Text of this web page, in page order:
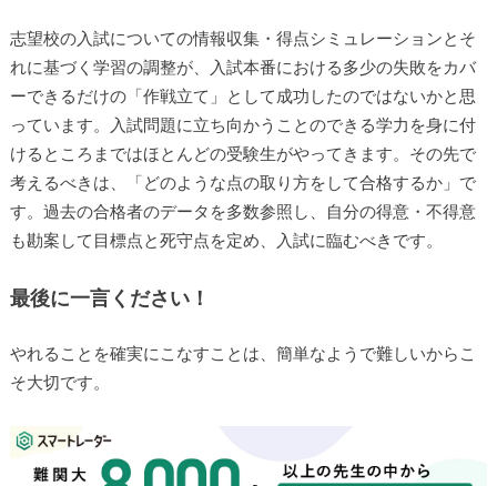
志望校の入試についての情報収集・得点シミュレーションとそ
れに基づく学習の調整が、入試本番における多少の失敗をカバ
ーできるだけの「作戦立て」として成功したのではないかと思
っています。入試問題に立ち向かうことのできる学力を身に付
けるところまではほとんどの受験生がやってきます。その先で
考えるべきは、「どのような点の取り方をして合格するか」で
す。過去の合格者のデータを多数参照し、自分の得意・不得意
も勘案して目標点と死守点を定め、入試に臨むべきです。
最後に一言ください！
やれることを確実にこなすことは、簡単なようで難しいからこ
そ大切です。